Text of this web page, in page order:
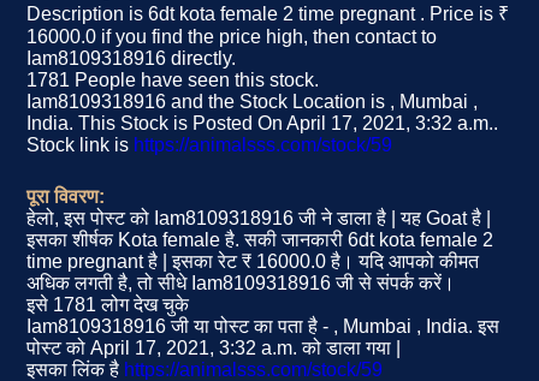
Description is 6dt kota female 2 time pregnant . Price is ₹
16000.0 if you find the price high, then contact to
Iam8109318916 directly.
1781 People have seen this stock.
Iam8109318916 and the Stock Location is , Mumbai ,
India. This Stock is Posted On April 17, 2021, 3:32 a.m..
Stock link is https://animalsss.com/stock/59
पूरा विवरण:
हेलो, इस पोस्ट को Iam8109318916 जी ने डाला है | यह Goat है |
इसका शीर्षक Kota female है. सकी जानकारी 6dt kota female 2
time pregnant है | इसका रेट ₹ 16000.0 है। यदि आपको कीमत
अधिक लगती है, तो सीधे Iam8109318916 जी से संपर्क करें।
इसे 1781 लोग देख चुके
Iam8109318916 जी या पोस्ट का पता है - , Mumbai , India. इस
पोस्ट को April 17, 2021, 3:32 a.m. को डाला गया |
इसका लिंक है https://animalsss.com/stock/59